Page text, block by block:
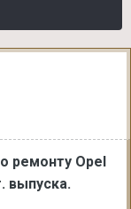
ремонту Opel
выпуска.